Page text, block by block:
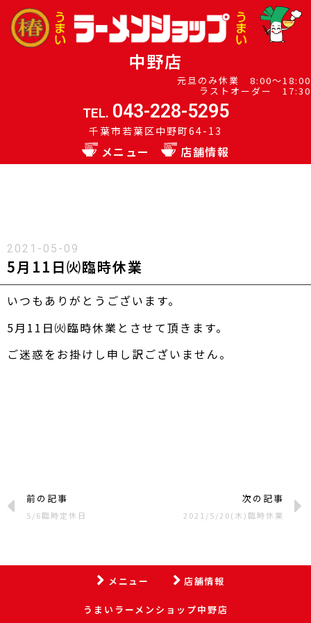
中野店
元旦のみ休業 8:00～18:00
ラストオーダー 17:30
TEL. 043-228-5295
千葉市若葉区中野町64-13
メニュー 店舗情報
2021-05-09
5月11日㈫臨時休業
いつもありがとうございます。
5月11日㈫臨時休業とさせて頂きます。
ご迷惑をお掛けし申し訳ございません。
前の記事
5/6臨時定休日
次の記事
2021/5/20(木)臨時休業
メニュー 店舗情報
うまいラーメンショップ中野店